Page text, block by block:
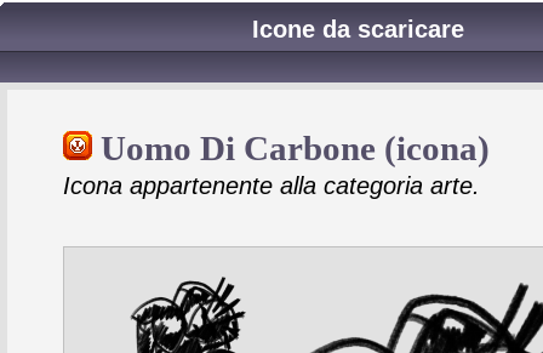
Icone da scaricare
Uomo Di Carbone (icona)
Icona appartenente alla categoria arte.